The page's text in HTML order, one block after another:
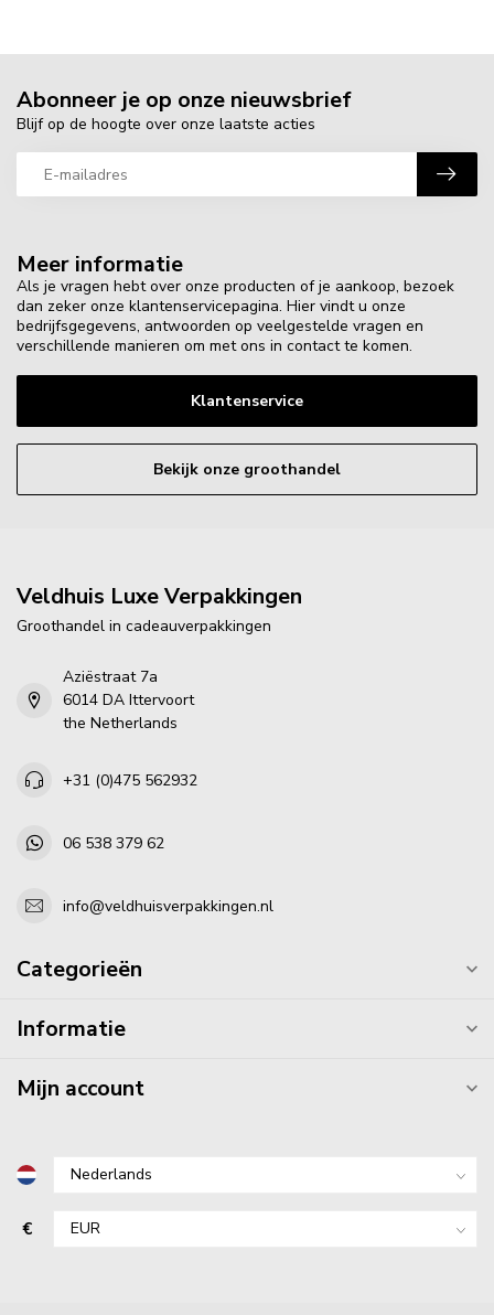
Meer informatie
Als je vragen hebt over onze producten of je aankoop, bezoek
dan zeker onze klantenservicepagina. Hier vindt u onze
bedrijfsgegevens, antwoorden op veelgestelde vragen en
verschillende manieren om met ons in contact te komen.
Klantenservice
Bekijk onze groothandel
Abonneer je op onze nieuwsbrief
Blijf op de hoogte over onze laatste acties
Veldhuis Luxe Verpakkingen
Groothandel in cadeauverpakkingen
Aziëstraat 7a
6014 DA Ittervoort
the Netherlands
+31 (0)475 562932
06 538 379 62
info@veldhuisverpakkingen.nl
Categorieën
Informatie
Mijn account
€